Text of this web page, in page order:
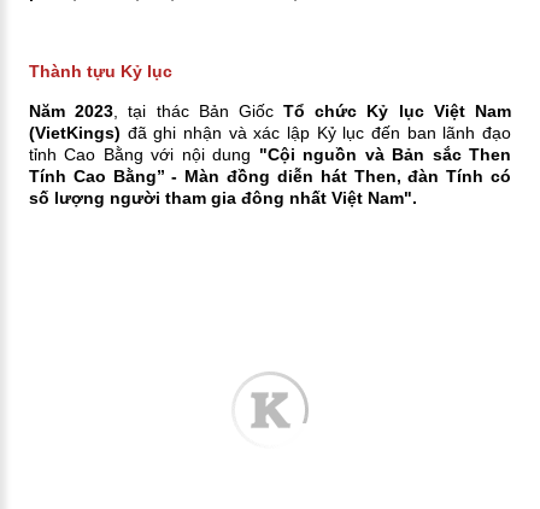
Thành tựu Kỷ lục
Năm 2023, tại thác Bản GiốcTổ chức Kỷ lục Việt Nam
(VietKings) đã ghi nhận và xác lập Kỷ lục đến ban lãnh đạo
tỉnh Cao Bằng với nội dung "Cội nguồn và Bản sắc Then
Tính Cao Bằng” - Màn đồng diễn hát Then, đàn Tính có
số lượng người tham gia đông nhất Việt Nam".